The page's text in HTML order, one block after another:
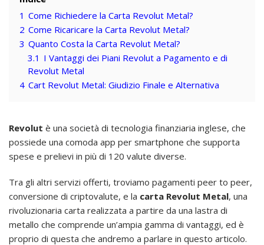
1 Come Richiedere la Carta Revolut Metal?
2 Come Ricaricare la Carta Revolut Metal?
3 Quanto Costa la Carta Revolut Metal?
3.1 I Vantaggi dei Piani Revolut a Pagamento e di
Revolut Metal
4 Cart Revolut Metal: Giudizio Finale e Alternativa
Revolut è una società di tecnologia finanziaria inglese, che
possiede una comoda app per smartphone che supporta
spese e prelievi in più di 120 valute diverse.
Tra gli altri servizi offerti, troviamo pagamenti peer to peer,
conversione di criptovalute, e la carta Revolut Metal, una
rivoluzionaria carta realizzata a partire da una lastra di
metallo che comprende un’ampia gamma di vantaggi, ed è
proprio di questa che andremo a parlare in questo articolo.